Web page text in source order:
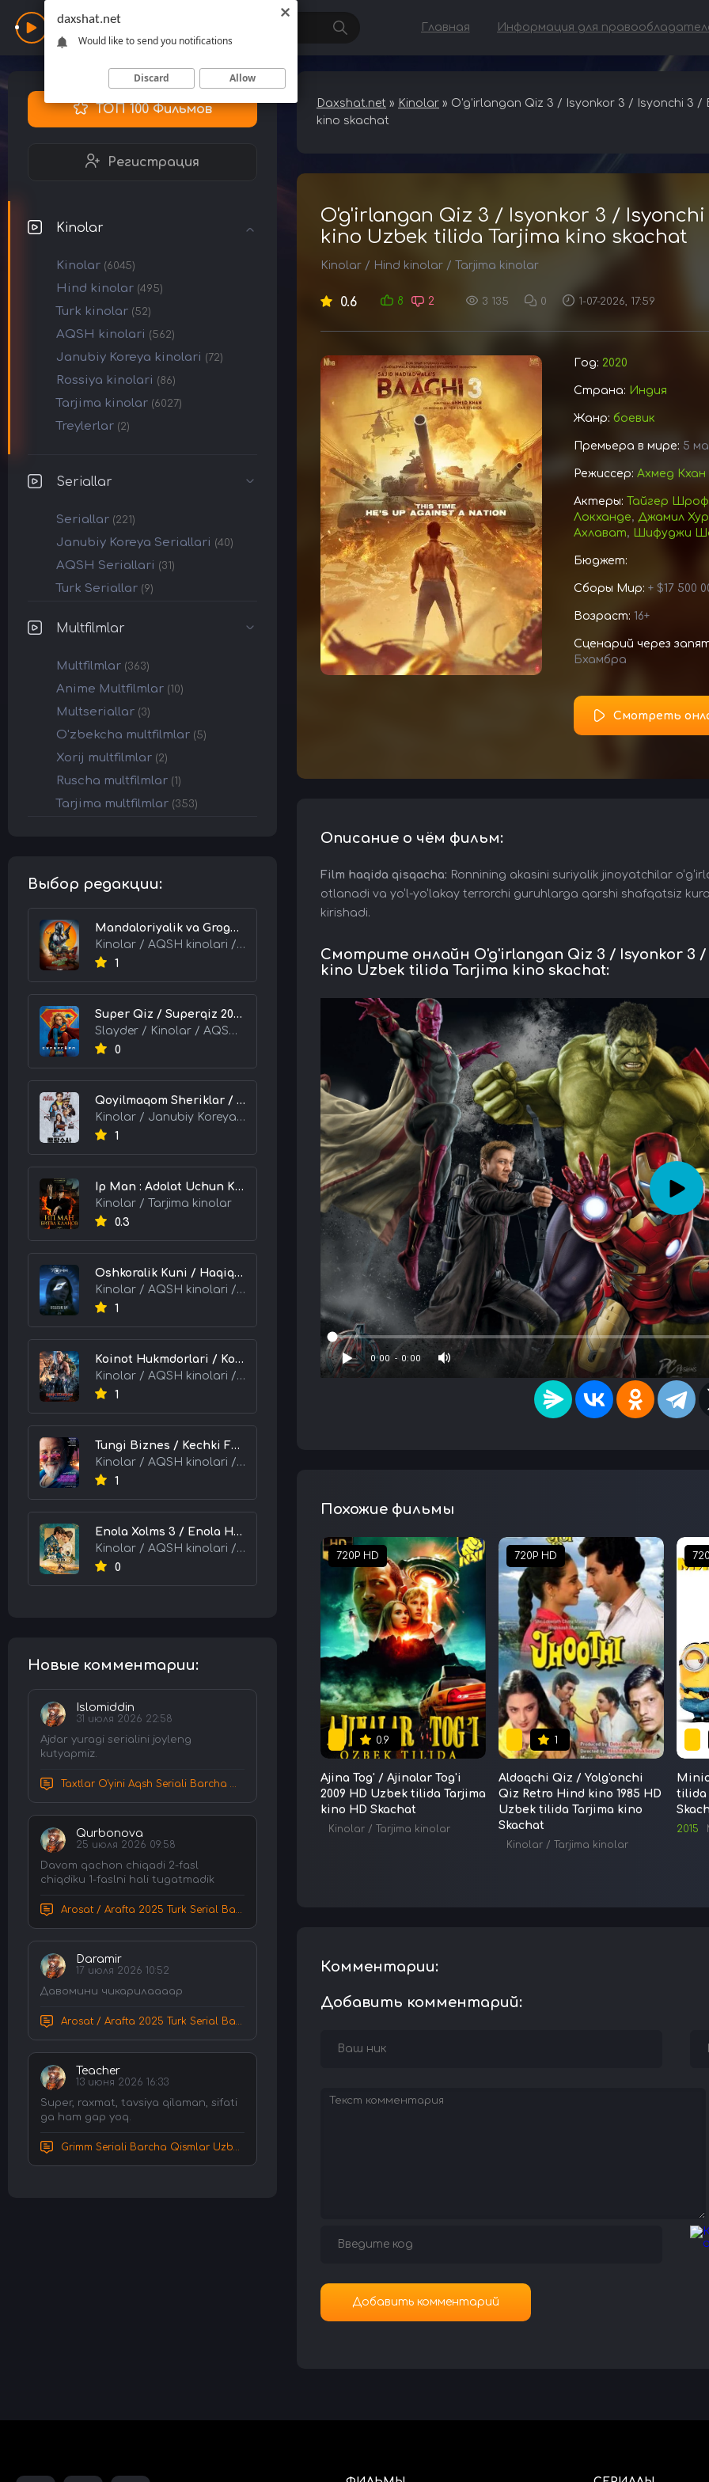
Daxshat Главная Информация для
ТОП 100 Фильмов
Регистрация
Kinolar
Kinolar (6045)
Hind kinolar (495)
Turk kinolar (52)
AQSH kinolari (562)
Janubiy Koreya kinolari (72)
Rossiya kinolari (86)
Tarjima kinolar (6027)
Treylerlar (2)
Seriallar
Seriallar (221)
Janubiy Koreya Seriallari (40)
AQSH Seriallari (31)
Turk Seriallar (9)
Multfilmlar
Multfilmlar (363)
Anime Multfilmlar (10)
Multseriallar (3)
O'zbekcha multfilmlar (5)
Xorij multfilmlar (2)
Ruscha multfilmlar (1)
Tarjima multfilmlar (353)
Выбор редакции:
Mandaloriyalik va Grogu 2026 HD Uzbek tilida Tarjima kino skachat tas-ix
Kinolar / AQSH kinolari / Tarjima kinolar
1
Super Qiz / Superqiz 2026 HD Uzbek tilida Tarjima kino skachat tas-ix
Slayder / Kinolar / AQSH kinolari / Tarjima kinolar
0
Qoyilmaqom Sheriklar / Ideal Hamkorlar / Eng Kuchli Duet 2026 HD Uzbek tilida Tarjima kino skachat tas-ix
Kinolar / Janubiy Koreya kinolari / Tarjima kinolar
1
Ip Man : Adolat Uchun Kurash / Ip Man: Klanlar Jangi / Buyuk Ustoz Ip Man 2 2026 HD Uzbek tilida Tarjima kino skachat tas-ix
Kinolar / Tarjima kinolar
0.3
Oshkoralik Kuni / Haqiqat Oshkor Bo'lgan Kun / Sirlar Ochiladigan Kun 2026 HD Uzbek tilida Tarjima kino skachat tas-ix
Kinolar / AQSH kinolari / Tarjima kinolar
1
Koinot Hukmdorlari / Koinot Himoyachilari / Koinot Egalari 2026 HD Uzbek tilida tas-ix tarjima kino skachat
Kinolar / AQSH kinolari / Tarjima kinolar
1
Tungi Biznes / Kechki Faoliyat / Tijorat 2026 HD Uzbek tilida Tarjima kino skachat tas-ix
Kinolar / AQSH kinolari / Tarjima kinolar
1
Enola Xolms 3 / Enola Holms 3 2026 HD Uzbek tilida Tarjima kino tas-ix skachat
Kinolar / AQSH kinolari / Tarjima kinolar
0
Новые комментарии:
Islomiddin
31 июля 2026 22:58
Ajdar yuragi serialini joyleng
kutyapmiz.
Taxtlar O'yini Aqsh Seriali Barcha Qismlar Uzbek tilida Tarjima Serial HD Skachat
Qurbonova
25 июля 2026 09:58
Davom qachon chiqadi 2-fasl
chiqdiku 1-faslni hali tugatmadik
Arosat / Arafta 2025 Turk Serial Barcha Qismlar Uzbek tilida Tarjima Serial tas-ix skachat
Daramir
17 июля 2026 10:52
Давомини чикарилаааар
Arosat / Arafta 2025 Turk Serial Barcha Qismlar Uzbek tilida Tarjima Serial tas-ix skachat
Teacher
13 июня 2026 16:33
Super, raxmat, tavsiya qilaman, sifati
ga ham gap yoq.
Grimm Seriali Barcha Qismlar Uzbek tilida Tarjima serial HD Skachat
Daxshat.net » Kinolar » O'g'irlangan Qiz 3 / Isyonkor 3 / Isyonchi 3 /
kino skachat
O'g'irlangan Qiz 3 / Isyonkor 3 /
kino Uzbek tilida Tarjima kino skachat
Kinolar / Hind kinolar / Tarjima kinolar
0.6 8 2 3 135 0 1-07-2026, 17:59
Год: 2020
Страна: Индия
Жанр: боевик
Премьера в мире: 5
Режиссер: Ахмед Кхан
Актеры: Тайгер
Локханде, Джамил
Ахлават, Шифуджи
Бюджет:
Сборы Мир: + $17 500
Возраст: 16+
Сценарий через
Бхамбра
Смотреть
Описание о чём фильм:
Film haqida qisqacha: Ronnining akasini suriyalik jinoyatchilar
otlanadi va yo‘l-yo‘lakay terrorchi guruhlarga qarshi shafqatsiz
kirishadi.
Смотрите онлайн O'g'irlangan Qiz 3 / Isyonkor 3 /
kino Uzbek tilida Tarjima kino skachat:
Похожие фильмы
720P HD
0.9
Ajina Tog' / Ajinalar Tog'i
2009 HD Uzbek tilida Tarjima
kino HD Skachat
Kinolar / Tarjima kinolar
720P HD
1
Aldoqchi Qiz / Yolg'onchi
Qiz Retro Hind kino 1985 HD
Uzbek tilida Tarjima kino
Skachat
Kinolar / Tarjima kinolar
tilida
2015
Комментарии:
Добавить комментарий:
daxshat.net
Would like to send you notifications
Discard Allow